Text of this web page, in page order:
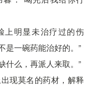
上明显未治疗过的伤
是一碗药能治好的。”
什么，再派人来取。”
现莫名的药材，解释